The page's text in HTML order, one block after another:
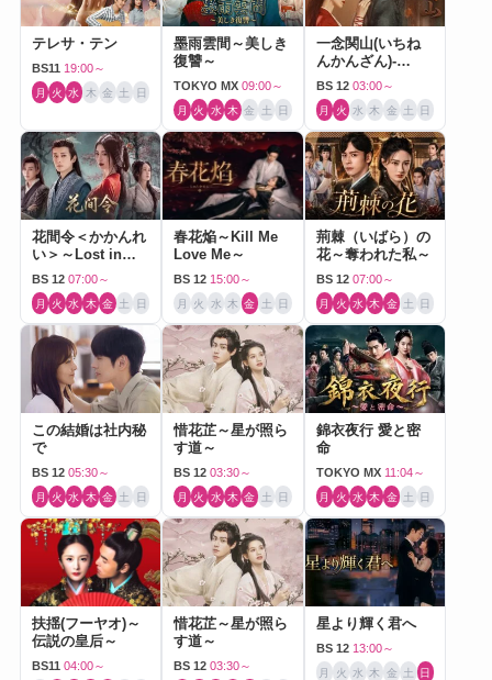
テレサ・テン
BS11 19:00～
月 火 水 木 金 土 日
墨雨雲間～美しき
復讐～
TOKYO MX 09:00～
月 火 水 木 金 土 日
一念関山(いちね
んかんざん)-
Journey to Love-
BS 12 03:00～
月 火 水 木 金 土 日
花間令＜かかんれ
い＞～Lost in
Love～
BS 12 07:00～
月 火 水 木 金 土 日
春花焔～Kill Me
Love Me～
BS 12 15:00～
月 火 水 木 金 土 日
荊棘（いばら）の
花～奪われた私～
BS 12 07:00～
月 火 水 木 金 土 日
この結婚は社内秘
で
BS 12 05:30～
月 火 水 木 金 土 日
惜花芷～星が照ら
す道～
BS 12 03:30～
月 火 水 木 金 土 日
錦衣夜行 愛と密
命
TOKYO MX 11:04～
月 火 水 木 金 土 日
扶揺(フーヤオ)～
伝説の皇后～
BS11 04:00～
惜花芷～星が照ら
す道～
BS 12 03:30～
星より輝く君へ
BS 12 13:00～
月 火 水 木 金 土 日